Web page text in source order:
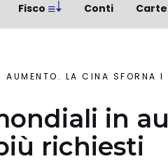
Fisco Conti Carte
LA CINA SFORNA I
in
richiesti